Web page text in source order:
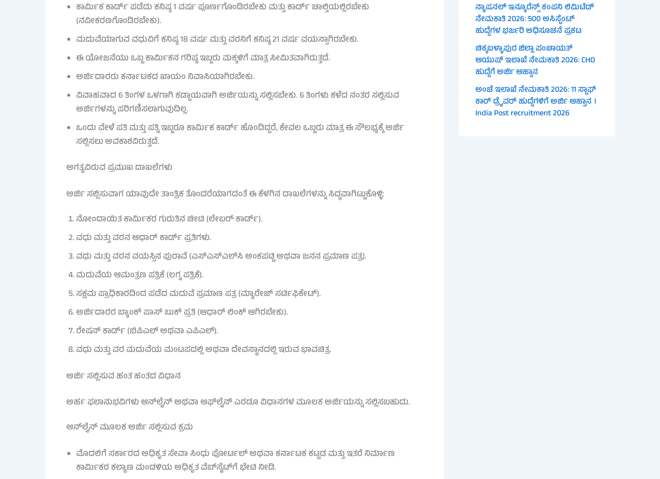
ಕಾರ್ಮಿಕ ಕಾರ್ಡ್ ಪಡೆದು ಕನಿಷ್ಠ 1 ವರ್ಷ ಪೂರ್ಣಗೊಂಡಿರಬೇಕು ಮತ್ತು ಕಾರ್ಡ್ ಚಾಲ್ತಿಯಲ್ಲಿರಬೇಕು
(ನವೀಕರಣಗೊಂಡಿರಬೇಕು).
ಮದುವೆಯಾಗುವ ವಧುವಿಗೆ ಕನಿಷ್ಠ 18 ವರ್ಷ ಮತ್ತು ವರನಿಗೆ ಕನಿಷ್ಠ 21 ವರ್ಷ ವಯಸ್ಸಾಗಿರಬೇಕು.
ಈ ಯೋಜನೆಯು ಒಬ್ಬ ಕಾರ್ಮಿಕನ ಗರಿಷ್ಠ ಇಬ್ಬರು ಮಕ್ಕಳಿಗೆ ಮಾತ್ರ ಸೀಮಿತವಾಗಿರುತ್ತದೆ.
ಅರ್ಜಿದಾರರು ಕರ್ನಾಟಕದ ಖಾಯಂ ನಿವಾಸಿಯಾಗಿರಬೇಕು.
ವಿವಾಹವಾದ 6 ತಿಂಗಳ ಒಳಗಾಗಿ ಕಡ್ಡಾಯವಾಗಿ ಅರ್ಜಿಯನ್ನು ಸಲ್ಲಿಸಬೇಕು. 6 ತಿಂಗಳು ಕಳೆದ ನಂತರ ಸಲ್ಲಿಸುವ
ಅರ್ಜಿಗಳನ್ನು ಪರಿಗಣಿಸಲಾಗುವುದಿಲ್ಲ.
ಒಂದು ವೇಳೆ ಪತಿ ಮತ್ತು ಪತ್ನಿ ಇಬ್ಬರೂ ಕಾರ್ಮಿಕ ಕಾರ್ಡ್ ಹೊಂದಿದ್ದರೆ, ಕೇವಲ ಒಬ್ಬರು ಮಾತ್ರ ಈ ಸೌಲಭ್ಯಕ್ಕೆ ಅರ್ಜಿ
ಸಲ್ಲಿಸಲು ಅವಕಾಶವಿರುತ್ತದೆ.
ಅಗತ್ಯವಿರುವ ಪ್ರಮುಖ ದಾಖಲೆಗಳು
ಅರ್ಜಿ ಸಲ್ಲಿಸುವಾಗ ಯಾವುದೇ ತಾಂತ್ರಿಕ ತೊಂದರೆಯಾಗದಂತೆ ಈ ಕೆಳಗಿನ ದಾಖಲೆಗಳನ್ನು ಸಿದ್ಧವಾಗಿಟ್ಟುಕೊಳ್ಳಿ:
ನೋಂದಾಯಿತ ಕಾರ್ಮಿಕರ ಗುರುತಿನ ಚೀಟಿ (ಲೇಬರ್ ಕಾರ್ಡ್).
ವಧು ಮತ್ತು ವರನ ಆಧಾರ್ ಕಾರ್ಡ್ ಪ್ರತಿಗಳು.
ವಧು ಮತ್ತು ವರನ ವಯಸ್ಸಿನ ಪುರಾವೆ (ಎಸ್‌ಎಸ್‌ಎಲ್‌ಸಿ ಅಂಕಪಟ್ಟಿ ಅಥವಾ ಜನನ ಪ್ರಮಾಣ ಪತ್ರ).
ಮದುವೆಯ ಆಮಂತ್ರಣ ಪತ್ರಿಕೆ (ಲಗ್ನ ಪತ್ರಿಕೆ).
ಸಕ್ಷಮ ಪ್ರಾಧಿಕಾರದಿಂದ ಪಡೆದ ಮದುವೆ ಪ್ರಮಾಣ ಪತ್ರ (ಮ್ಯಾರೇಜ್ ಸರ್ಟಿಫಿಕೇಟ್).
ಅರ್ಜಿದಾರರ ಬ್ಯಾಂಕ್ ಪಾಸ್ ಬುಕ್ ಪ್ರತಿ (ಆಧಾರ್ ಲಿಂಕ್ ಆಗಿರಬೇಕು).
ರೇಷನ್ ಕಾರ್ಡ್ (ಬಿಪಿಎಲ್ ಅಥವಾ ಎಪಿಎಲ್).
ವಧು ಮತ್ತು ವರ ಮದುವೆಯ ಮಂಟಪದಲ್ಲಿ ಅಥವಾ ದೇವಸ್ಥಾನದಲ್ಲಿ ಇರುವ ಭಾವಚಿತ್ರ.
ಅರ್ಜಿ ಸಲ್ಲಿಸುವ ಹಂತ ಹಂತದ ವಿಧಾನ
ಅರ್ಹ ಫಲಾನುಭವಿಗಳು ಆನ್‌ಲೈನ್ ಅಥವಾ ಆಫ್‌ಲೈನ್ ಎರಡೂ ವಿಧಾನಗಳ ಮೂಲಕ ಅರ್ಜಿಯನ್ನು ಸಲ್ಲಿಸಬಹುದು.
ಆನ್‌ಲೈನ್ ಮೂಲಕ ಅರ್ಜಿ ಸಲ್ಲಿಸುವ ಕ್ರಮ
ಮೊದಲಿಗೆ ಸರ್ಕಾರದ ಅಧಿಕೃತ ಸೇವಾ ಸಿಂಧು ಪೋರ್ಟಲ್ ಅಥವಾ ಕರ್ನಾಟಕ ಕಟ್ಟಡ ಮತ್ತು ಇತರೆ ನಿರ್ಮಾಣ
ಕಾರ್ಮಿಕರ ಕಲ್ಯಾಣ ಮಂಡಳಿಯ ಅಧಿಕೃತ ವೆಬ್‌ಸೈಟ್‌ಗೆ ಭೇಟಿ ನೀಡಿ.
ನ್ಯಾಷನಲ್ ಇನ್ಶೂರೆನ್ಸ್ ಕಂಪನಿ ಲಿಮಿಟೆಡ್
ನೇಮಕಾತಿ 2026: 500 ಅಸಿಸ್ಟೆಂಟ್
ಹುದ್ದೆಗಳ ಭರ್ಜರಿ ಅಧಿಸೂಚನೆ ಪ್ರಕಟ
ಚಿಕ್ಕಬಳ್ಳಾಪುರ ಜಿಲ್ಲಾ ಪಂಚಾಯತ್
ಆಯುಷ್ ಇಲಾಖೆ ನೇಮಕಾತಿ 2026: CHO
ಹುದ್ದೆಗೆ ಅರ್ಜಿ ಆಹ್ವಾನ
ಅಂಚೆ ಇಲಾಖೆ ನೇಮಕಾತಿ 2026: 11 ಸ್ಟಾಫ್
ಕಾರ್ ಡ್ರೈವರ್ ಹುದ್ದೆಗಳಿಗೆ ಅರ್ಜಿ ಆಹ್ವಾನ ।
India Post recruitment 2026